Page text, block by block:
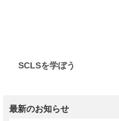
SCLSを学ぼう
最新のお知らせ